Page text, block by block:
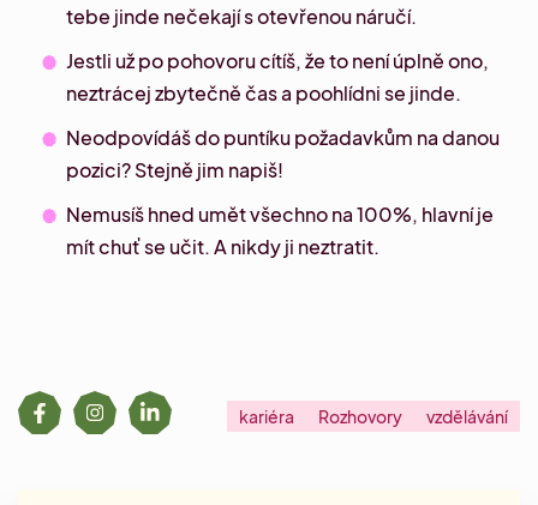
tebe jinde nečekají s otevřenou náručí.
Jestli už po pohovoru cítíš, že to není úplně ono,
neztrácej zbytečně čas a poohlídni se jinde.
Neodpovídáš do puntíku požadavkům na danou
pozici? Stejně jim napiš!
Nemusíš hned umět všechno na 100%, hlavní je
mít chuť se učit. A nikdy ji neztratit.
kariéra Rozhovory vzdělávání